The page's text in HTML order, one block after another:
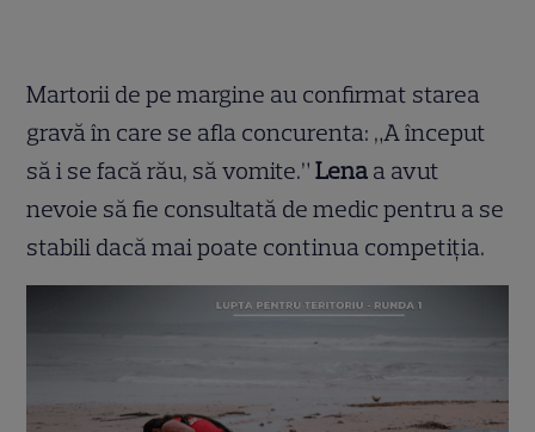
Martorii de pe margine au confirmat starea
gravă în care se afla concurenta: „A început
să i se facă rău, să vomite.”Lena a avut
nevoie să fie consultată de medic pentru a se
stabili dacă mai poate continua competiția.